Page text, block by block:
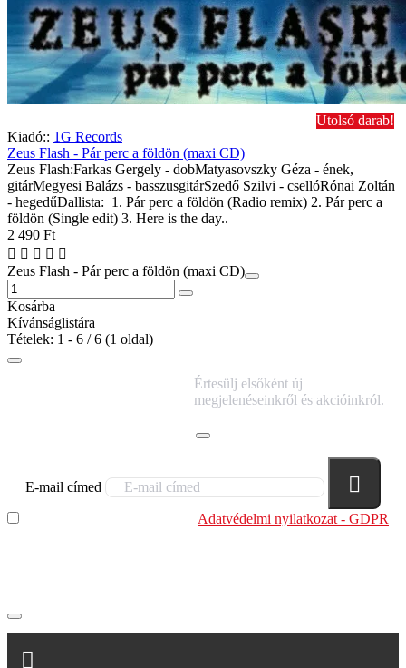
Utolsó darab!
Kiadó:: 1G Records
Zeus Flash - Pár perc a földön (maxi CD)
Zeus Flash:Farkas Gergely - dobMatyasovszky Géza - ének,
gitárMegyesi Balázs - basszusgitárSzedő Szilvi - csellóRónai Zoltán
- hegedűDallista: 1. Pár perc a földön (Radio remix) 2. Pár perc a
földön (Single edit) 3. Here is the day..
2 490 Ft
Zeus Flash - Pár perc a földön (maxi CD)
Kosárba
Kívánságlistára
Tételek: 1 - 6 / 6 (1 oldal)
Értesülj elsőként új
megjelenéseinkről és akcióinkról.
E-mail címed
Adatvédelmi nyilatkozat - GDPR